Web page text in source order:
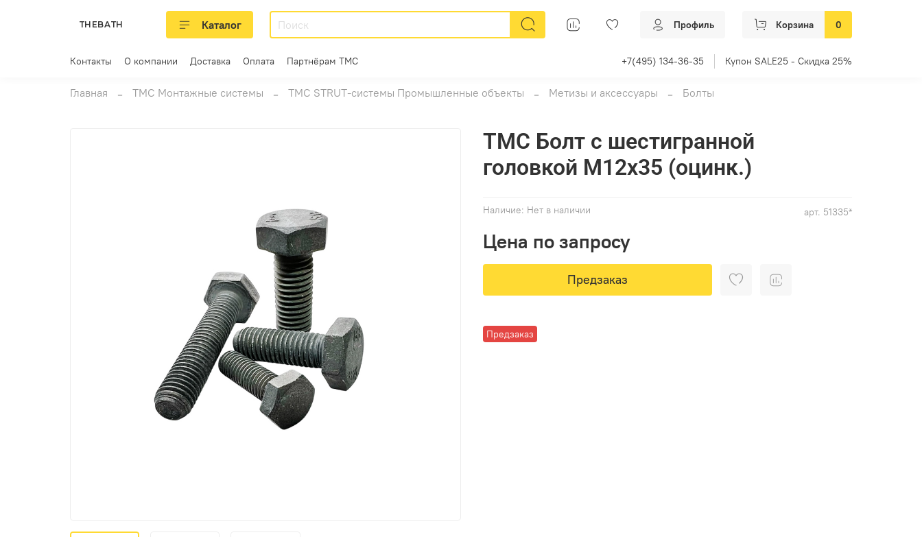
THEBATH Каталог Профиль Корзина 0
Контакты О компании Доставка Оплата Партнёрам ТМС +7(495) 134-36-35 Купон SALE25 - Скидка 25%
Главная ТМС Монтажные системы ТМС STRUT-системы Промышленные объекты Метизы и аксессуары Болты
арт. 51335*
Наличие: Нет в наличии
Предзаказ
ТМС Болт с шестигранной
головкой М12х35 (оцинк.)
Цена по запросу
Предзаказ